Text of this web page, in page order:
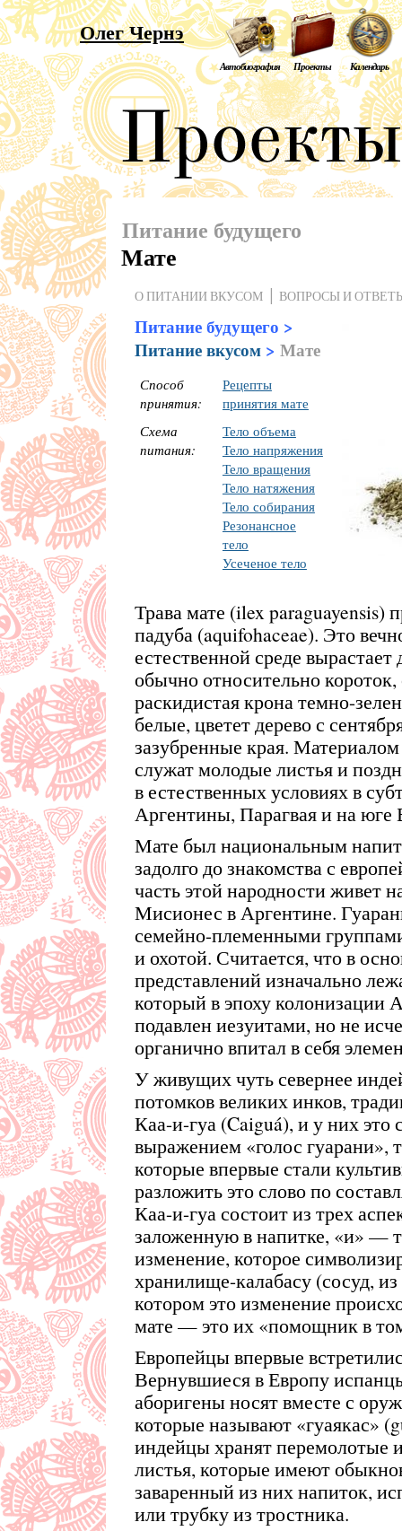
Олег Чернэ
Автобиография Проекты Календарь
Питание будущего
Мате
О ПИТАНИИ ВКУСОМ ВОПРОСЫ И
Питание будущего >
Питание вкусом > Мате
Способ
принятия:
Рецепты
принятия мате
Схема
питания:
Тело объема
Тело напряжения
Тело вращения
Тело натяжения
Тело собирания
Резонансное
тело
Усеченое тело
Трава мате (ilex paraguayensis)
падуба (aquifohaceae). Это
естественной среде
обычно относительно короток,
раскидистая крона темно-
белые, цветет дерево с
зазубренные края.
служат молодые листья и
в естественных условиях в
Аргентины, Парагвая и на юге
Мате был национальным
задолго до знакомства с
часть этой народности живет
Мисионес в Аргентине.
семейно-племенными
и охотой. Считается, что в
представлений изначально
который в эпоху
подавлен иезуитами, но не
органично впитал в себя
У живущих чуть севернее
потомков великих инков,
Каа-и-гуа (Caiguá), и у них это
выражением «голос гуарани»,
которые впервые стали
разложить это слово по
Каа-и-гуа состоит из трех
заложенную в напитке, «и» —
изменение, которое
хранилище-калабасу (сосуд,
котором это изменение
мате — это их «помощник в
Европейцы впервые
Вернувшиеся в Европу
аборигены носят вместе с
которые называют «гуаякас»
индейцы хранят перемолотые
листья, которые имеют
заваренный из них напиток,
или трубку из тростника.